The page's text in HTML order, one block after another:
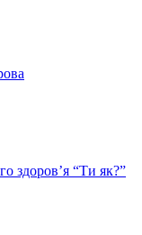
здоров’я “Ти як?”